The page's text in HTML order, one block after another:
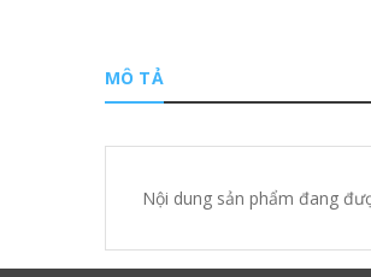
MÔ TẢ
Nội dung sản phẩm đang